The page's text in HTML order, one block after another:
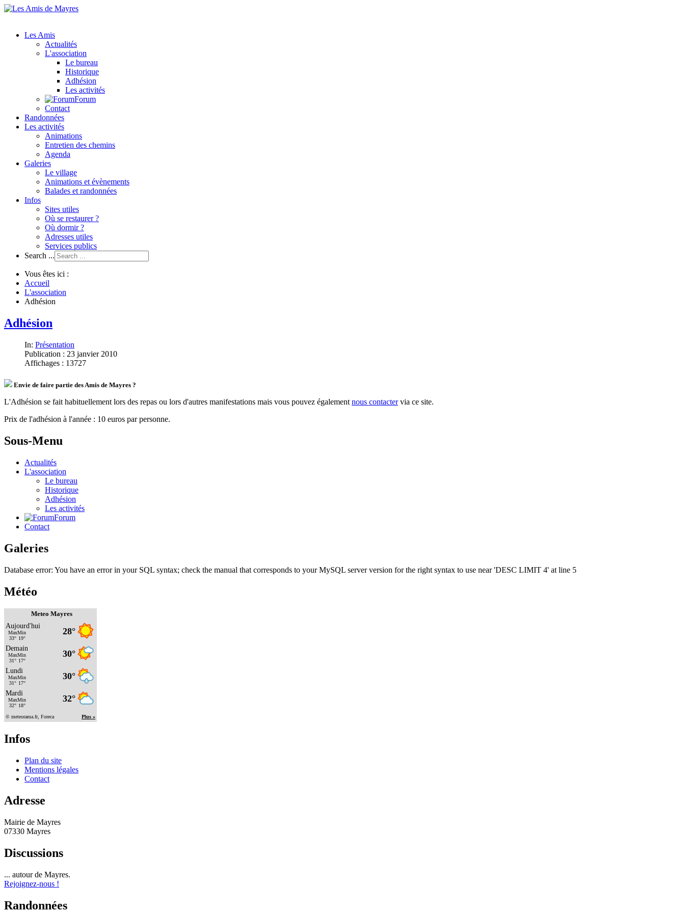
Les Amis
Actualités
L'association
Le bureau
Historique
Adhésion
Les activités
Forum
Contact
Randonnées
Les activités
Animations
Entretien des chemins
Agenda
Galeries
Le village
Animations et évènements
Balades et randonnées
Infos
Sites utiles
Où se restaurer ?
Où dormir ?
Adresses utiles
Services publics
Search ...
Vous êtes ici :
Accueil
L'association
Adhésion
Adhésion
In: Présentation
Publication : 23 janvier 2010
Affichages : 13727
Envie de faire partie des Amis de Mayres ?
L'Adhésion se fait habituellement lors des repas ou lors d'autres manifestations mais vous pouvez également nous contactervia ce site.
Prix de l'adhésion à l'année : 10 euros par personne.
Sous-Menu
Actualités
L'association
Le bureau
Historique
Adhésion
Les activités
Forum
Contact
Galeries
Database error: You have an error in your SQL syntax; check the manual that corresponds to your MySQL server version for the right syntax to use near 'DESC LIMIT 4' at line 5
Météo
Meteo Mayres
Infos
Plan du site
Mentions légales
Contact
Adresse
Mairie de Mayres
07330 Mayres
Discussions
... autour de Mayres.
Rejoignez-nous !
Randonnées